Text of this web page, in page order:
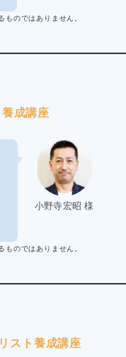
ありません。
成講座
小野寺宏昭 様
ありません。
スト養成講座